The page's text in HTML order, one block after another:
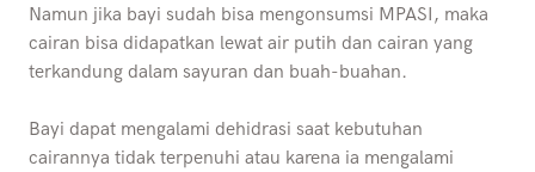
Namun jika bayi sudah bisa mengonsumsi MPASI, maka
cairan bisa didapatkan lewat air putih dan cairan yang
terkandung dalam sayuran dan buah-buahan.
Bayi dapat mengalami dehidrasi saat kebutuhan
cairannya tidak terpenuhi atau karena ia mengalami